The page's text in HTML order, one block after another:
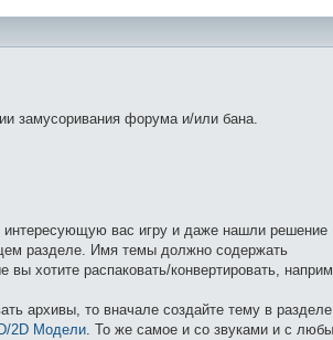
замусоривания форума и/или бана.
вас игру и даже нашли решение
разделе. Имя темы должно содержать
хотите распаковать/конвертировать,
архивы, то вначале создайте тему в разделе
2D Модели. То же самое и со звуками и с